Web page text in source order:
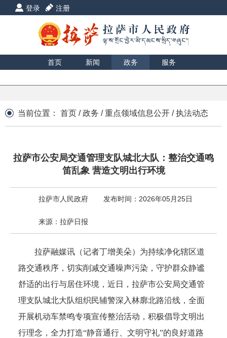
登录 注册
首页 新闻 政务
服务
当前位置： 首页 /政务 /重点领域信息公开 /执法动态
拉萨市公安局交通管理支队城北大队：整治交通鸣
笛乱象 营造文明出行环境
拉萨市人民政府 发布时间：2026年05月25日
来源：拉萨日报
拉萨融媒讯（记者丁增美朵）为持续净化辖区道
路交通秩序，切实削减交通噪声污染，守护群众静谧
舒适的出行与居住环境，近日，拉萨市公安局交通管
理支队城北大队组织民辅警深入林廓北路沿线，全面
开展机动车禁鸣专项宣传整治活动，积极倡导文明出
行理念，全力打造“静音通行、文明守礼”的良好道路